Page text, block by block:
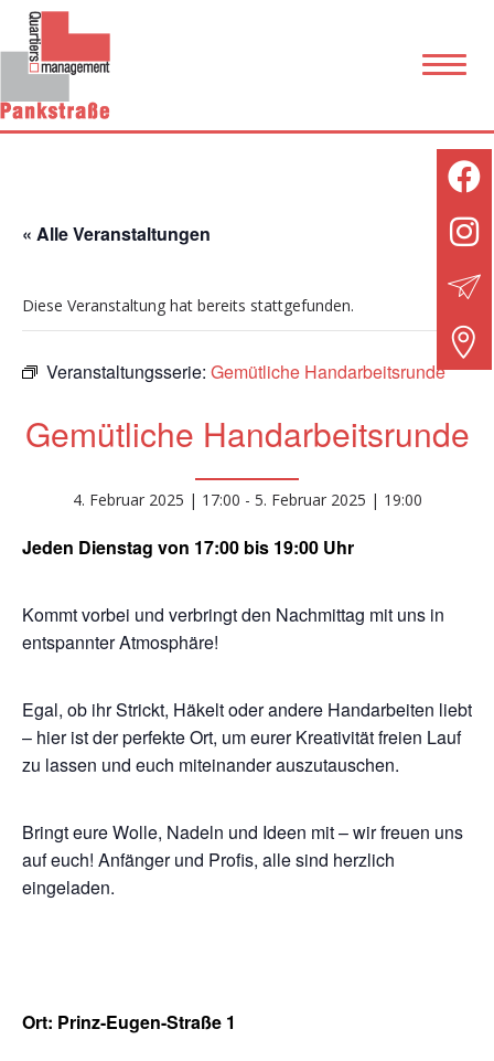
« Alle Veranstaltungen
Diese Veranstaltung hat bereits stattgefunden.
Veranstaltungsserie: Gemütliche Handarbeitsrunde
Gemütliche Handarbeitsrunde
4. Februar 2025 | 17:00 - 5. Februar 2025 | 19:00
Jeden Dienstag von 17:00 bis 19:00 Uhr
Kommt vorbei und verbringt den Nachmittag mit uns in
entspannter Atmosphäre!
Egal, ob ihr Strickt, Häkelt oder andere Handarbeiten liebt
– hier ist der perfekte Ort, um eurer Kreativität freien Lauf
zu lassen und euch miteinander auszutauschen.
Bringt eure Wolle, Nadeln und Ideen mit – wir freuen uns
auf euch! Anfänger und Profis, alle sind herzlich
eingeladen.
Ort: Prinz-Eugen-Straße 1